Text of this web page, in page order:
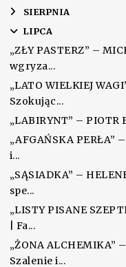
► SIERPNIA
▼ LIPCA
„ZŁY PASTERZ” –
wgryza...
„LATO WIELKIEJ
Szokując...
„LABIRYNT” – PIOTR
„AFGAŃSKA
i...
„SĄSIADKA” –
spe...
„LISTY PISANE
| Fa...
„ŻONA ALCHEMIKA”
Szalenie i...